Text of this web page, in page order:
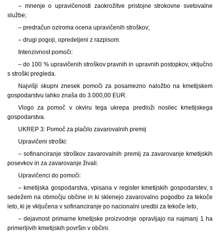
– mnenje o upravičenosti zaokrožitve pristojne strokovne svetovalne
službe;
– predračun oziroma ocena upravičenih stroškov;
– drugi pogoji, opredeljeni z razpisom.
Intenzivnost pomoči:
– do 100 % upravičenih stroškov pravnih in upravnih postopkov, vključno
s stroški pregleda.
Najvišji skupni znesek pomoči za posamezno naložbo na kmetijskem
gospodarstvu lahko znaša do 3.000,00 EUR.
Vlogo za pomoč v okviru tega ukrepa predloži nosilec kmetijskega
gospodarstva.
UKREP 3: Pomoč za plačilo zavarovalnih premij
Upravičeni stroški:
– sofinanciranje stroškov zavarovalnih premij za zavarovanje kmetijskih
posevkov in za zavarovanje živali.
Upravičenci do pomoči:
– kmetijska gospodarstva, vpisana v register kmetijskih gospodarstev, s
sedežem na območju občine in ki sklenejo zavarovalno pogodbo za tekoče
leto, ki je vključena v sofinanciranje po nacionalni uredbi za tekoče leto,
– dejavnost primarne kmetijske proizvodnje opravljajo na najmanj 1 ha
primerljivih kmetijskih površin v občini.